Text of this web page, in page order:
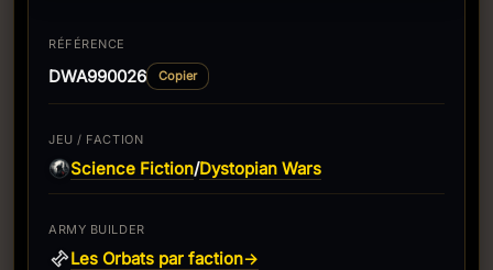
RÉFÉRENCE
DWA990026 Copier
JEU / FACTION
Science Fiction/Dystopian Wars
ARMY BUILDER
Les Orbats par faction→